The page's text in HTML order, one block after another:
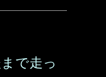
で走っ